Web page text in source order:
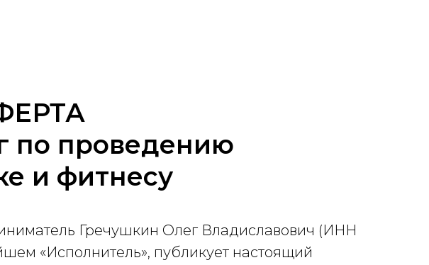
по проведению
и фитнесу
Гречушкин Олег Владиславович (ИНН
«Исполнитель», публикует настоящий